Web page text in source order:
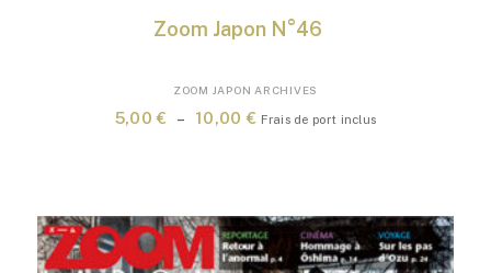
options
peuvent
Zoom Japon N°46
ZOOM JAPON ARCHIVES
5,00€ – 10,00€ Plage
à
10,00 €
Frais de port inclus